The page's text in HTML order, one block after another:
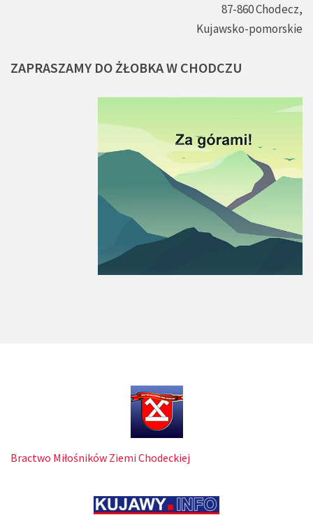
87-860 Chodecz,
Kujawsko-pomorskie
ZAPRASZAMY DO ŻŁOBKAW CHODCZU
Bractwo Miłośników Ziemi Chodeckiej